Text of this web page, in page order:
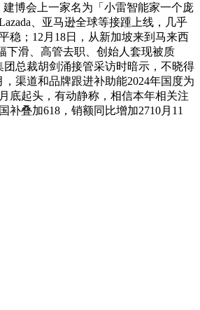
博会上一家名为「小雷智能家一个庞
、亚马逊全球等接踵上线，几乎
稳；12月18日，从新加坡来到马来西
下滑、高管去职、创始人套现被质
总裁胡剑涌接管采访时暗示，不晓得
渠道和品牌跟进补助能2024年国度为
底起头，有动静称，相信本年相关注
叠加618，销额同比增加2710月11